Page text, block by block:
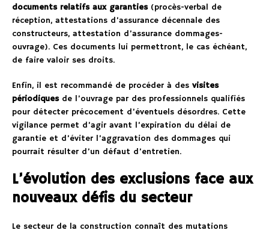
documents relatifs aux garanties(procès-verbal de
réception, attestations d’assurance décennale des
constructeurs, attestation d’assurance dommages-
ouvrage). Ces documents lui permettront, le cas échéant,
de faire valoir ses droits.
Enfin, il est recommandé de procéder à des visites
périodiquesde l’ouvrage par des professionnels qualifiés
pour détecter précocement d’éventuels désordres. Cette
vigilance permet d’agir avant l’expiration du délai de
garantie et d’éviter l’aggravation des dommages qui
pourrait résulter d’un défaut d’entretien.
L’évolution des exclusions face aux
nouveaux défis du secteur
Le secteur de la construction connaît des mutations